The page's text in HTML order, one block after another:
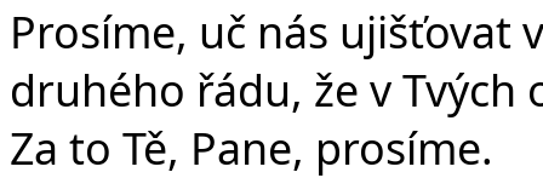
Prosíme, uč nás ujišťovat
druhého řádu, že v
Za to Tě, Pane, prosíme.